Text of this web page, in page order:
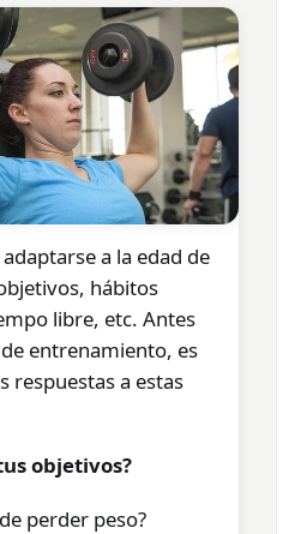
a la edad de
hábitos
libre, etc. Antes
entrenamiento, es
respuestas a estas
objetivos?
perder peso?